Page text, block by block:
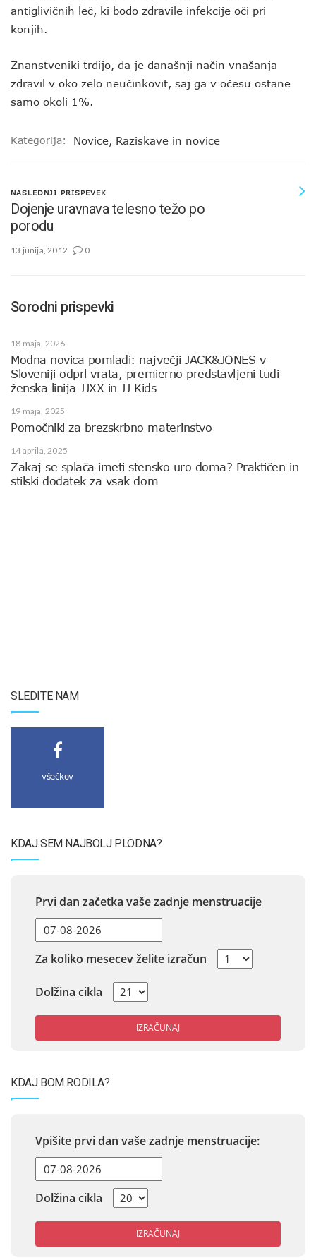
antiglivičnih leč, ki bodo zdravile infekcije oči pri
konjih.
Znanstveniki trdijo, da je današnji način vnašanja
zdravil v oko zelo neučinkovit, saj ga v očesu ostane
samo okoli 1%.
Kategorija: Novice, Raziskave in novice
NASLEDNJI PRISPEVEK
Dojenje uravnava telesno težo po
porodu
13 junija, 2012 0
Sorodni prispevki
18 maja, 2026
Modna novica pomladi: največji JACK&JONES v
Sloveniji odprl vrata, premierno predstavljeni tudi
ženska linija JJXX in JJ Kids
19 maja, 2025
Pomočniki za brezskrbno materinstvo
14 aprila, 2025
Zakaj se splača imeti stensko uro doma? Praktičen in
stilski dodatek za vsak dom
SLEDITE NAM
všečkov
KDAJ SEM NAJBOLJ PLODNA?
Prvi dan začetka vaše zadnje menstruacije
Za koliko mesecev želite izračun
Dolžina cikla
IZRAČUNAJ
KDAJ BOM RODILA?
Vpišite prvi dan vaše zadnje menstruacije:
Dolžina cikla
IZRAČUNAJ